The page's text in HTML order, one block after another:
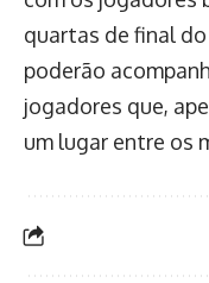
quartas de final
poderão
jogadores que,
um lugar entre os